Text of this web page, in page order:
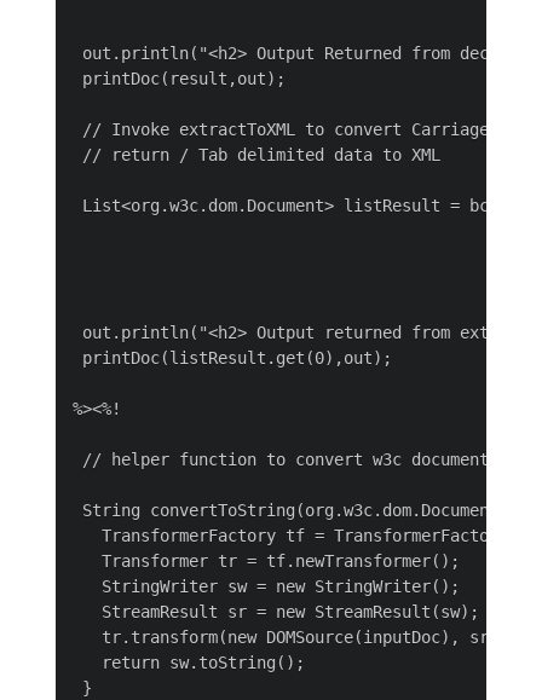
out.println("<h2> Output Returned from decode
printDoc(result,out);
// Invoke extractToXML to convert Carriage
// return / Tab delimited data to XML
List<org.w3c.dom.Document> listResult =
out.println("<h2> Output returned from
printDoc(listResult.get(0),out);
%><%!
// helper function to convert w3c document to
String convertToString(org.w3c.dom.Document
TransformerFactory tf =
   Transformer tr = tf.newTransformer();
   StringWriter sw = new StringWriter();
   StreamResult sr = new StreamResult(sw);
   tr.transform(new DOMSource(inputDoc), sr);
   return sw.toString();
}